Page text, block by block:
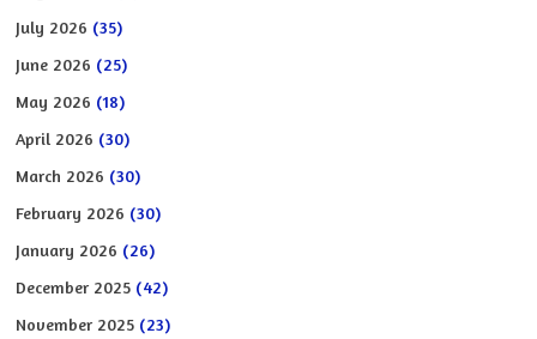
July 2026 (35)
June 2026 (25)
May 2026 (18)
April 2026 (30)
March 2026 (30)
February 2026 (30)
January 2026 (26)
December 2025 (42)
November 2025 (23)